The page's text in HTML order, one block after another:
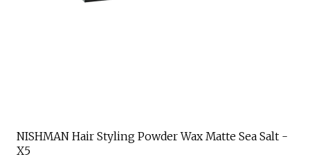
NISHMAN Hair Styling Powder Wax Matte Sea Salt -
X5